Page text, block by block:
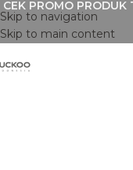
Skip to navigation
Skip to main content
CEK PROMO PRODUK